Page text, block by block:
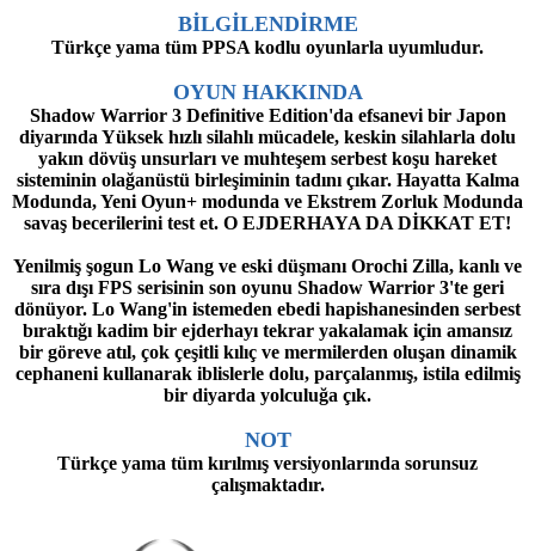
BİLGİLENDİRME
Türkçe yama tüm PPSA kodlu oyunlarla uyumludur.
OYUN HAKKINDA
Shadow Warrior 3 Definitive Edition'da efsanevi bir Japon
diyarında Yüksek hızlı silahlı mücadele, keskin silahlarla dolu
yakın dövüş unsurları ve muhteşem serbest koşu hareket
sisteminin olağanüstü birleşiminin tadını çıkar. Hayatta Kalma
Modunda, Yeni Oyun+ modunda ve Ekstrem Zorluk Modunda
savaş becerilerini test et. O EJDERHAYA DA DİKKAT ET!
Yenilmiş şogun Lo Wang ve eski düşmanı Orochi Zilla, kanlı ve
sıra dışı FPS serisinin son oyunu Shadow Warrior 3'te geri
dönüyor. Lo Wang'in istemeden ebedi hapishanesinden serbest
bıraktığı kadim bir ejderhayı tekrar yakalamak için amansız
bir göreve atıl, çok çeşitli kılıç ve mermilerden oluşan dinamik
cephaneni kullanarak iblislerle dolu, parçalanmış, istila edilmiş
bir diyarda yolculuğa çık.
NOT
Türkçe yama tüm kırılmış versiyonlarında sorunsuz
çalışmaktadır.